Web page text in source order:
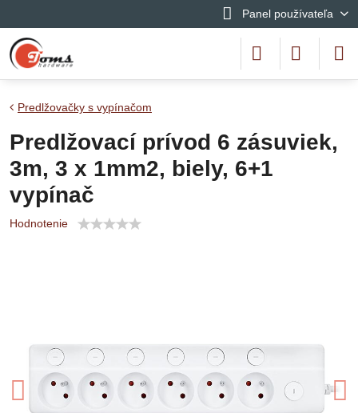
Panel používateľa
Predlžovačky s vypínačom
Predlžovací prívod 6 zásuviek,
3m, 3 x 1mm2, biely, 6+1
vypínač
Hodnotenie